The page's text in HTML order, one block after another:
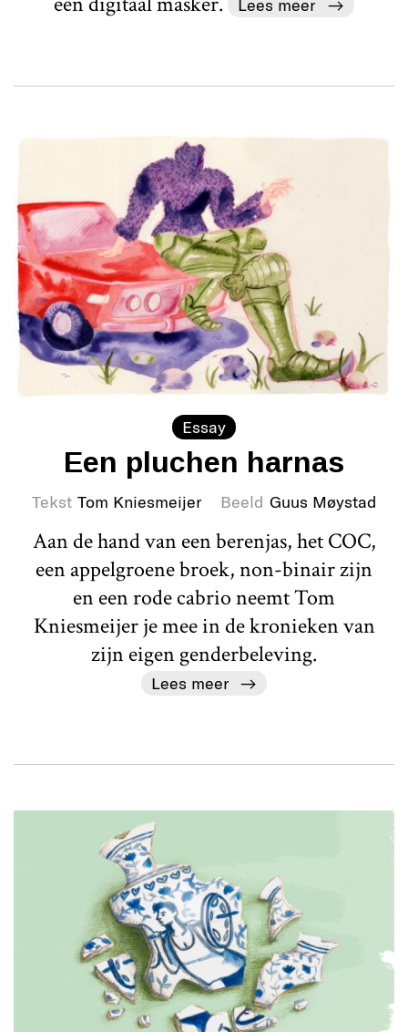
Lees meer
Essay
Een pluchen harnas
Tekst Tom Kniesmeijer Beeld Guus Møystad
Aan de hand van een berenjas, het COC,
een appelgroene broek, non-binair zijn
en een rode cabrio neemt Tom
Kniesmeijer je mee in de kronieken van
zijn eigen genderbeleving.
Lees meer